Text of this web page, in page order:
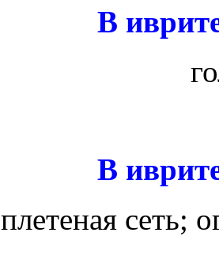
В
В
плетеная сеть;